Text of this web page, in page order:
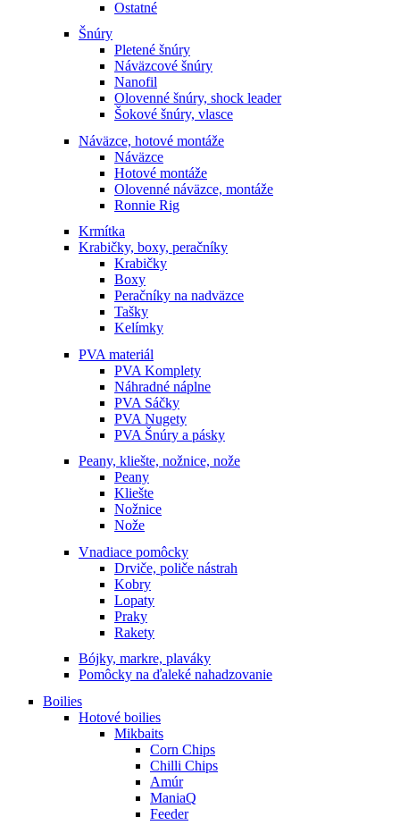
Ostatné
Šnúry
Pletené šnúry
Náväzcové šnúry
Nanofil
Olovenné šnúry, shock leader
Šokové šnúry, vlasce
Náväzce, hotové montáže
Náväzce
Hotové montáže
Olovenné náväzce, montáže
Ronnie Rig
Krmítka
Krabičky, boxy, peračníky
Krabičky
Boxy
Peračníky na nadväzce
Tašky
Kelímky
PVA materiál
PVA Komplety
Náhradné náplne
PVA Sáčky
PVA Nugety
PVA Šnúry a pásky
Peany, kliešte, nožnice, nože
Peany
Kliešte
Nožnice
Nože
Vnadiace pomôcky
Drviče, poliče nástrah
Kobry
Lopaty
Praky
Rakety
Bójky, markre, plaváky
Pomôcky na ďaleké nahadzovanie
Boilies
Hotové boilies
Mikbaits
Corn Chips
Chilli Chips
Amúr
ManiaQ
Feeder